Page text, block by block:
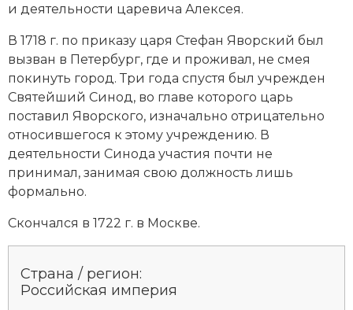
и деятельности царевича Алексея.
В 1718 г. по приказу царя Стефан Яворский был
вызван в Петербург, где и проживал, не смея
покинуть город. Три года спустя был учрежден
Святейший Синод, во главе которого царь
поставил Яворского, изначально отрицательно
относившегося к этому учреждению. В
деятельности Синода участия почти не
принимал, занимая свою должность лишь
формально.
Скончался в 1722 г. в Москве.
Страна / регион:
Российская империя